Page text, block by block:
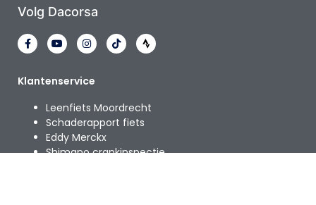
Volg Dacorsa
Klantenservice
Leenfiets Moordrecht
Schaderapport fiets
Eddy Merckx
Shimano crankinspectie